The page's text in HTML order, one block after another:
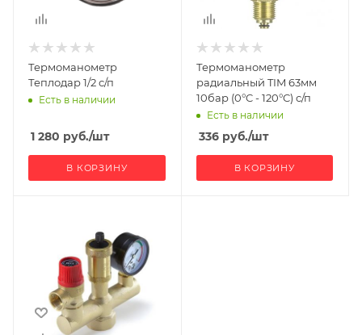
Термоманометр
Теплодар 1/2 с/п
Есть в наличии
1 280 руб./шт
В КОРЗИНУ
Термоманометр
радиальный TIM 63мм
10бар (0°C - 120°C) с/п
Есть в наличии
336руб./шт
В КОРЗИНУ